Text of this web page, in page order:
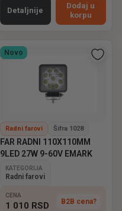
Detaljnije
Dodaj u
korpu
Novo
Radni farovi Šifra 1028
FAR RADNI 110X110MM
9LED 27W 9-60V EMARK
KATEGORIJA
Radni farovi
CENA
1 010 RSD B2B cena?